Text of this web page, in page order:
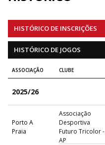
HISTÓRICO DE INSCRIÇÕES
HISTÓRICO DE JOGOS
ASSOCIAÇÃO CLUBE
2025/26
Porto A
Praia
Associação
Desportiva
Futuro Tricolor -
AP